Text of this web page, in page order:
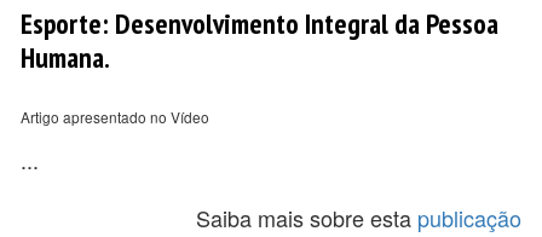
Esporte: Desenvolvimento Integral da Pessoa
Humana.
Artigo apresentado no Vídeo
...
Saiba mais sobre esta publicação